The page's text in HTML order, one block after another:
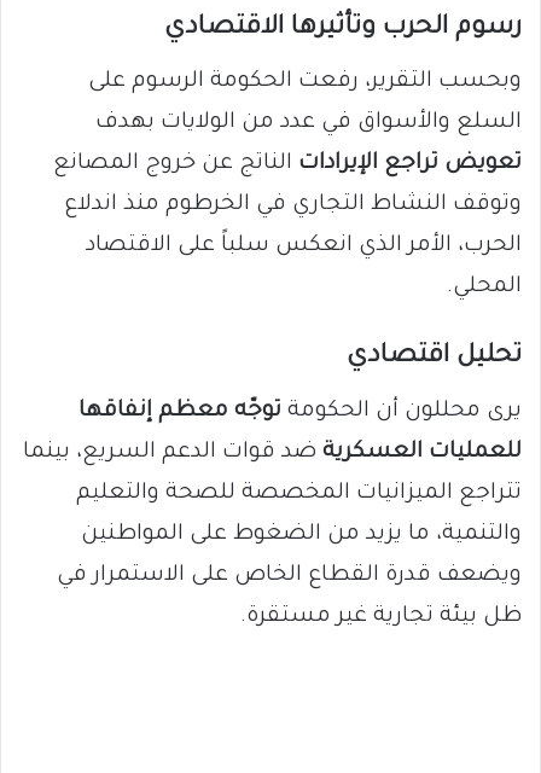
رسوم الحرب وتأثيرها الاقتصادي
وبحسب التقرير، رفعت الحكومة الرسوم على
السلع والأسواق في عدد من الولايات بهدف
تعويض تراجع الإيرادات الناتج عن خروج المصانع
وتوقف النشاط التجاري في الخرطوم منذ اندلاع
الحرب، الأمر الذي انعكس سلباً على الاقتصاد
المحلي.
تحليل اقتصادي
يرى محللون أن الحكومة توجّه معظم إنفاقها
للعمليات العسكرية ضد قوات الدعم السريع، بينما
تتراجع الميزانيات المخصصة للصحة والتعليم
والتنمية، ما يزيد من الضغوط على المواطنين
ويضعف قدرة القطاع الخاص على الاستمرار في
ظل بيئة تجارية غير مستقرة.